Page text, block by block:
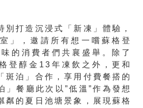
別打造沉浸式「新凍」體驗，
」，邀請所有想一嚐蘇格登
的消費者們共襄盛舉。除了
登醇金13年凍飲之外，更和
斑泊」合作，享用付費餐搭的
」餐廳此次以”低溫”作為發想
粼的夏日池塘景象，展現蘇格